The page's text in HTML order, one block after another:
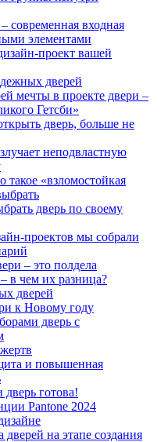
современная входная
элементами
проект вашей
дверей
мечты в проекте двери –
Гетсби»
дверь, больше не
неподвластную
такое «взломостойкая
дверь по своему
проектов мы собрали
– это полдела
в чем их разница?
дверей
к Новому году
дверь с
и повышенная
готова!
Pantone 2024
на этапе создания